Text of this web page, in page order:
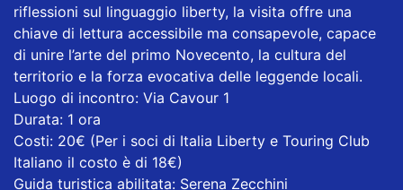
riflessioni sul linguaggio liberty, la visita offre una
chiave di lettura accessibile ma consapevole, capace
di unire l’arte del primo Novecento, la cultura del
territorio e la forza evocativa delle leggende locali.
Luogo di incontro: Via Cavour 1
Durata: 1 ora
Costi: 20€ (Per i soci di Italia Liberty e Touring Club
Italiano il costo è di 18€)
Guida turistica abilitata: Serena Zecchini